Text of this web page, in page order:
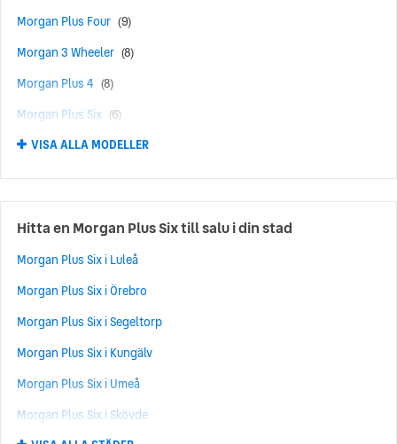
Morgan Plus Four (9)
Morgan 3 Wheeler (8)
Morgan Plus 4 (8)
Morgan Plus Six (6)
Morgan 4/4 (5)
VISA ALLA MODELLER
Hitta en Morgan Plus Six till salu i din stad
Morgan Plus Six i Luleå
Morgan Plus Six i Örebro
Morgan Plus Six i Segeltorp
Morgan Plus Six i Kungälv
Morgan Plus Six i Umeå
Morgan Plus Six i Skövde